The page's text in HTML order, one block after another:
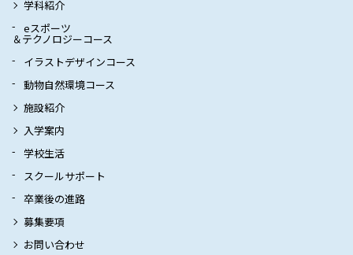
学科紹介
eスポーツ
＆テクノロジーコース
イラストデザインコース
動物自然環境コース
施設紹介
入学案内
学校生活
スクールサポート
卒業後の進路
募集要項
お問い合わせ